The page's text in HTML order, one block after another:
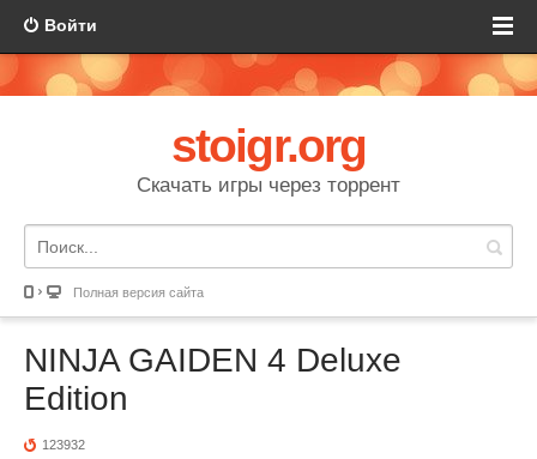
Войти
stoigr.org
Скачать игры через торрент
Полная версия сайта
NINJA GAIDEN 4 Deluxe
Edition
123932